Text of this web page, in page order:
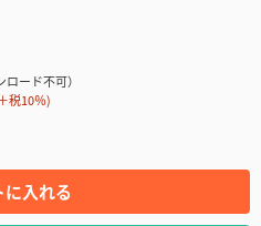
ード不可）
税10％)
に入れる